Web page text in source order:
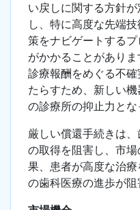
い戻しに関する方針
し、特に高度な先端
策をナビゲートする
がかかることがありま
診療報酬をめぐる不
たらすため、新しい
の診療所の抑止力とな
厳しい償還手続きは
の取得を阻害し、市
果、患者が高度な治
の歯科医療の進歩が阻